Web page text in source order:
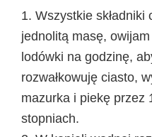
1. Wszystkie
jednolitą masę,
lodówki na godzinę,
rozwałkowuję ciasto,
mazurka i piekę przez
stopniach.